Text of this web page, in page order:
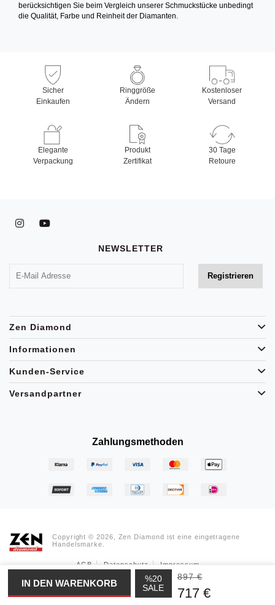
%20
SALE
897 €
717 €
berücksichtigen Sie beim Vergleich unserer Schmuckstücke unbedingt
die Qualität, Farbe und Reinheit der Diamanten.
Sicher
Einkaufen
Ringgröße
Ändern
Kostenloser
Versand
Elegante
Verpackung
Produkt
Zertifikat
30 Tage
Retoure
NEWSLETTER
Zen Diamond
Informationen
Kunden-Service
Versandpartner
Zahlungsmethoden
Copyright © 2026, Zen Diamond ist eine eingetragene
Handelsmarke.
AGB Datenschutz Impressum